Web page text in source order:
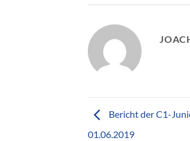
Bericht der C1-
01.06.2019